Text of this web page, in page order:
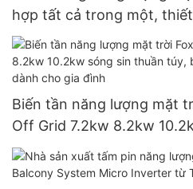
hợp tất cả trong một,
công suất 30W, 50W,
IP66.
Biến tần năng lượng mặt
Off Grid 7.2kw 8.2kw
biến tần lai hiệu suất cao